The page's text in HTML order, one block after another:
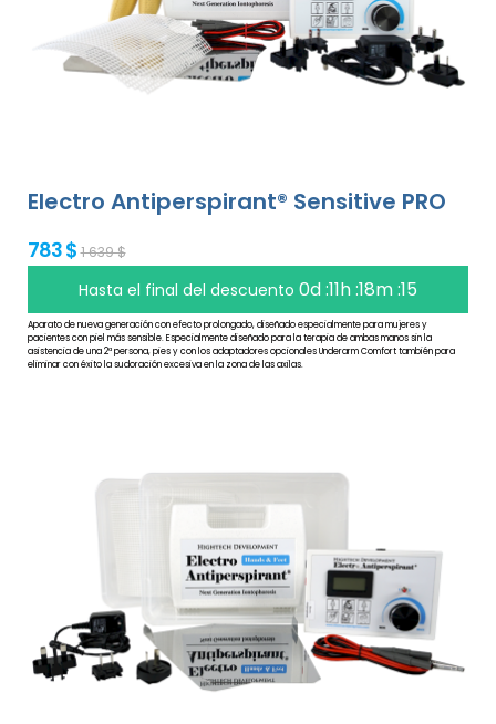
Electro Antiperspirant® Sensitive PRO
783 $ 1 639 $
Hasta el final del descuento 0d :11h :18m :14
Aparato de nueva generación con efecto prolongado, diseñado especialmente para mujeres y
pacientes con piel más sensible. Especialmente diseñado para la terapia de ambas manos sin la
asistencia de una 2ª persona, pies y con los adaptadores opcionales Underarm Comfort también para
eliminar con éxito la sudoración excesiva en la zona de las axilas.